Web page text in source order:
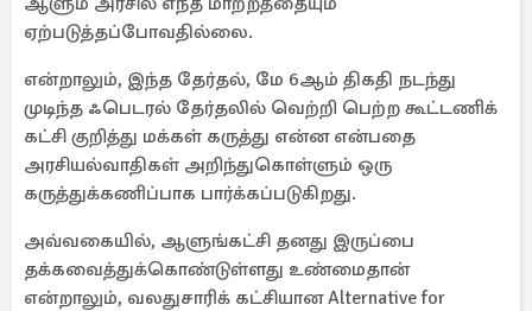
ஏற்படுத்தப்போவதில்லை.
என்றாலும், இந்த தேர்தல், மே 6ஆம் திகதி நடந்து
முடிந்த ஃபெடரல் தேர்தலில் வெற்றி பெற்ற கூட்டணிக்
கட்சி குறித்து மக்கள் கருத்து என்ன என்பதை
அரசியல்வாதிகள் அறிந்துகொள்ளும் ஒரு
கருத்துக்கணிப்பாக பார்க்கப்படுகிறது.
அவ்வகையில், ஆளுங்கட்சி தனது இருப்பை
தக்கவைத்துக்கொண்டுள்ளது உண்மைதான்
என்றாலும், வலதுசாரிக் கட்சியான Alternative for